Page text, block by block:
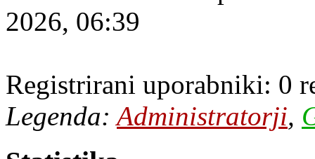
2026, 06:39
Registrirani uporabniki: 0
Legenda:Administratorji,